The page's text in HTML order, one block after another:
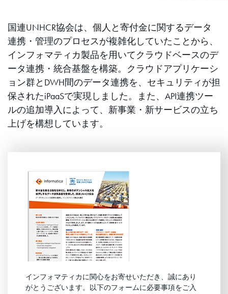
国連UNHCR協会は、個人と寄付金に関するデータ
連携・管理のプロセスが複雑化していたことから、
インフォマティカ製品を用いてクラウドベースのデ
ータ連携・統合基盤を構築。クラウドアプリケーシ
ョン群とDWH間のデータ連携を、セキュリティが担
保されたiPaaSで実現しました。また、API連携ツー
ルの追加導入によって、新事業・新サービスの立ち
上げを構想しています。
インフォマティカに関心をお寄せいただき、誠にあり
がとうございます。以下のフォームに必要事項をご入